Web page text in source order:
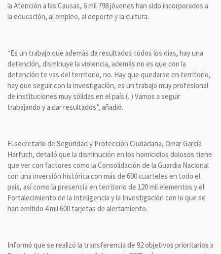
la Atención a las Causas, 6 mil 798 jóvenes han sido incorporados a
la educación, al empleo, al deporte y la cultura.
“Es un trabajo que además da resultados todos los días, hay una
detención, disminuye la violencia, además no es que con la
detención te vas del territorio, no. Hay que quedarse en territorio,
hay que seguir con la investigación, es un trabajo muy profesional
de instituciones muy sólidas en el país (..) Vamos a seguir
trabajando y a dar resultados”, añadió.
El secretario de Seguridad y Protección Ciudadana, Omar García
Harfuch, detalló que la disminución en los homicidios dolosos tiene
que ver con factores como la Consolidación de la Guardia Nacional
con una inversión histórica con más de 600 cuarteles en todo el
país, así como la presencia en territorio de 120 mil elementos y el
Fortalecimiento de la Inteligencia y la Investigación con lo que se
han emitido 4 mil 600 tarjetas de alertamiento.
Informó que se realizó la transferencia de 92 objetivos prioritarios a